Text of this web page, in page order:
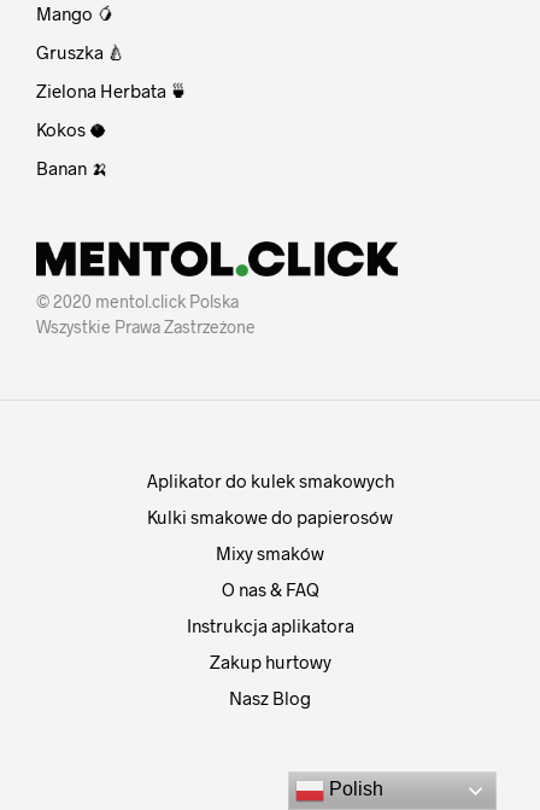
Mango 🥭
Gruszka 🍐
Zielona Herbata 🍵
Kokos 🥥
Banan 🍌
© 2020 mentol.click Polska
Wszystkie Prawa Zastrzeżone
Aplikator do kulek smakowych
Kulki smakowe do papierosów
Mixy smaków
O nas & FAQ
Instrukcja aplikatora
Zakup hurtowy
Nasz Blog
Polish